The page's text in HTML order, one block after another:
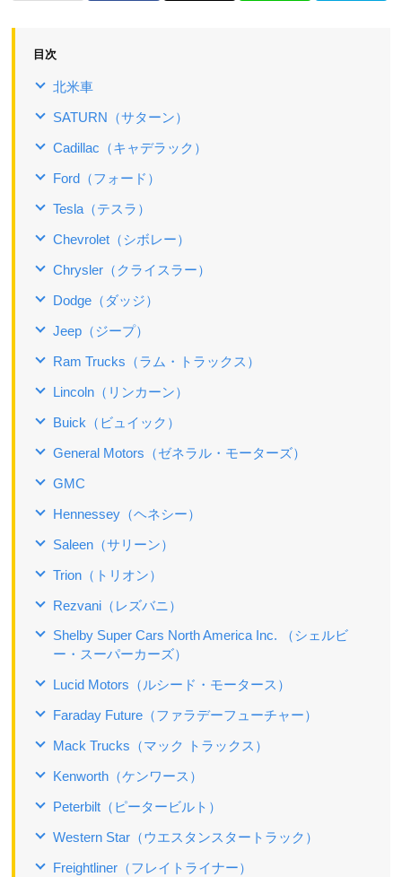
目次
北米車
SATURN（サターン）
Cadillac（キャデラック）
Ford（フォード）
Tesla（テスラ）
Chevrolet（シボレー）
Chrysler（クライスラー）
Dodge（ダッジ）
Jeep（ジープ）
Ram Trucks（ラム・トラックス）
Lincoln（リンカーン）
Buick（ビュイック）
General Motors（ゼネラル・モーターズ）
GMC
Hennessey（ヘネシー）
Saleen（サリーン）
Trion（トリオン）
Rezvani（レズバニ）
Shelby Super Cars North America Inc. （シェルビ
ー・スーパーカーズ）
Lucid Motors（ルシード・モータース）
Faraday Future（ファラデーフューチャー）
Mack Trucks（マック トラックス）
Kenworth（ケンワース）
Peterbilt（ピータービルト）
Western Star（ウエスタンスタートラック）
Freightliner（フレイトライナー）